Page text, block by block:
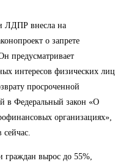
ЛДПР внесла на
о запрете
предусматривает
интересов физических лиц
просроченной
в Федеральный закон «О
организациях»,
граждан вырос до 55%,